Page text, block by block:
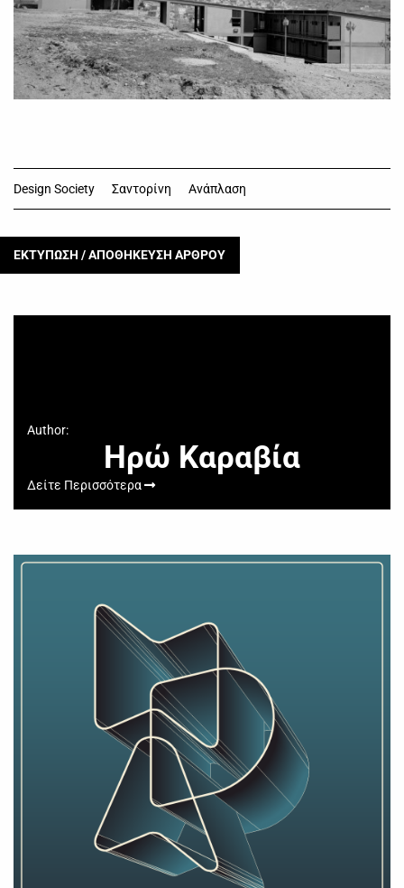
Design Society Σαντορίνη Ανάπλαση
ΕΚΤΥΠΩΣΗ / ΑΠΟΘΗΚΕΥΣΗ ΑΡΘΡΟΥ
Author:
Ηρώ Καραβία
Δείτε Περισσότερα